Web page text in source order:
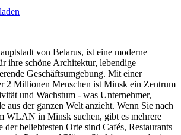
von Belarus, ist eine moderne
ihre schöne Architektur, lebendige
Geschäftsumgebung. Mit einer
2 Millionen Menschen ist Minsk ein Zentrum
und Wachstum - was Unternehmer,
aus der ganzen Welt anzieht. Wenn Sie nach
WLAN in Minsk suchen, gibt es mehrere
beliebtesten Orte sind Cafés, Restaurants